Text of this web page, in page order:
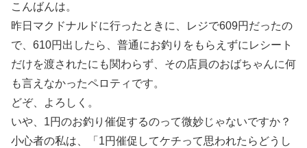
こんばんは。
昨日マクドナルドに行ったときに、レジで609円だったの
で、610円出したら、普通にお釣りをもらえずにレシート
だけを渡されたにも関わらず、その店員のおばちゃんに何
も言えなかったペロティです。
どぞ、よろしく。
いや、1円のお釣り催促するのって微妙じゃないですか？
小心者の私は、「1円催促してケチって思われたらどうし